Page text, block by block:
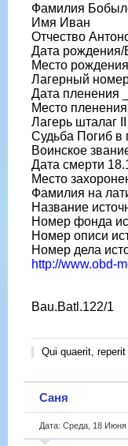
Фамилия
Имя Иван
Отчество
Дата рождения/
Место
Лагерный
Дата пленения
Место
Лагерь шталаг
Судьба Погиб в
Воинское
Дата смерти
Место
Фамилия на
Название
Номер фонда
Номер описи
Номер дела
http://www.obd-
Bau.Batl.122/1
Qui quaerit, reperit
Саня
Дата: Среда, 18